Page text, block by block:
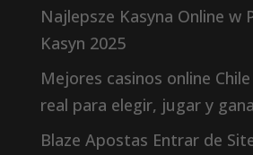
Najlepsze Kasyna Online w
Kasyn 2025
Mejores casinos online
real para elegir, jugar y
Blaze Apostas Entrar de